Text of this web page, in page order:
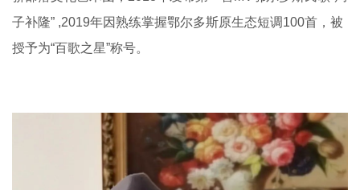
子补隆” ,2019年因熟练掌握鄂尔多斯原生态短调100首，被
授予为“百歌之星”称号。